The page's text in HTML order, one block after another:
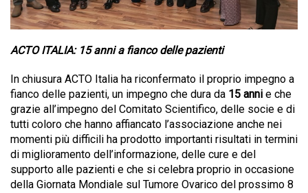
ACTO ITALIA: 15 anni a fianco delle pazienti
In chiusura ACTO Italia ha riconfermato il proprio impegno a
fianco delle pazienti, un impegno che dura da 15 anni e che
grazie all’impegno del Comitato Scientifico, delle socie e di
tutti coloro che hanno affiancato l’associazione anche nei
momenti più difficili ha prodotto importanti risultati in termini
di miglioramento dell’informazione, delle cure e del
supporto alle pazienti e che si celebra proprio in occasione
della Giornata Mondiale sul Tumore Ovarico del prossimo 8